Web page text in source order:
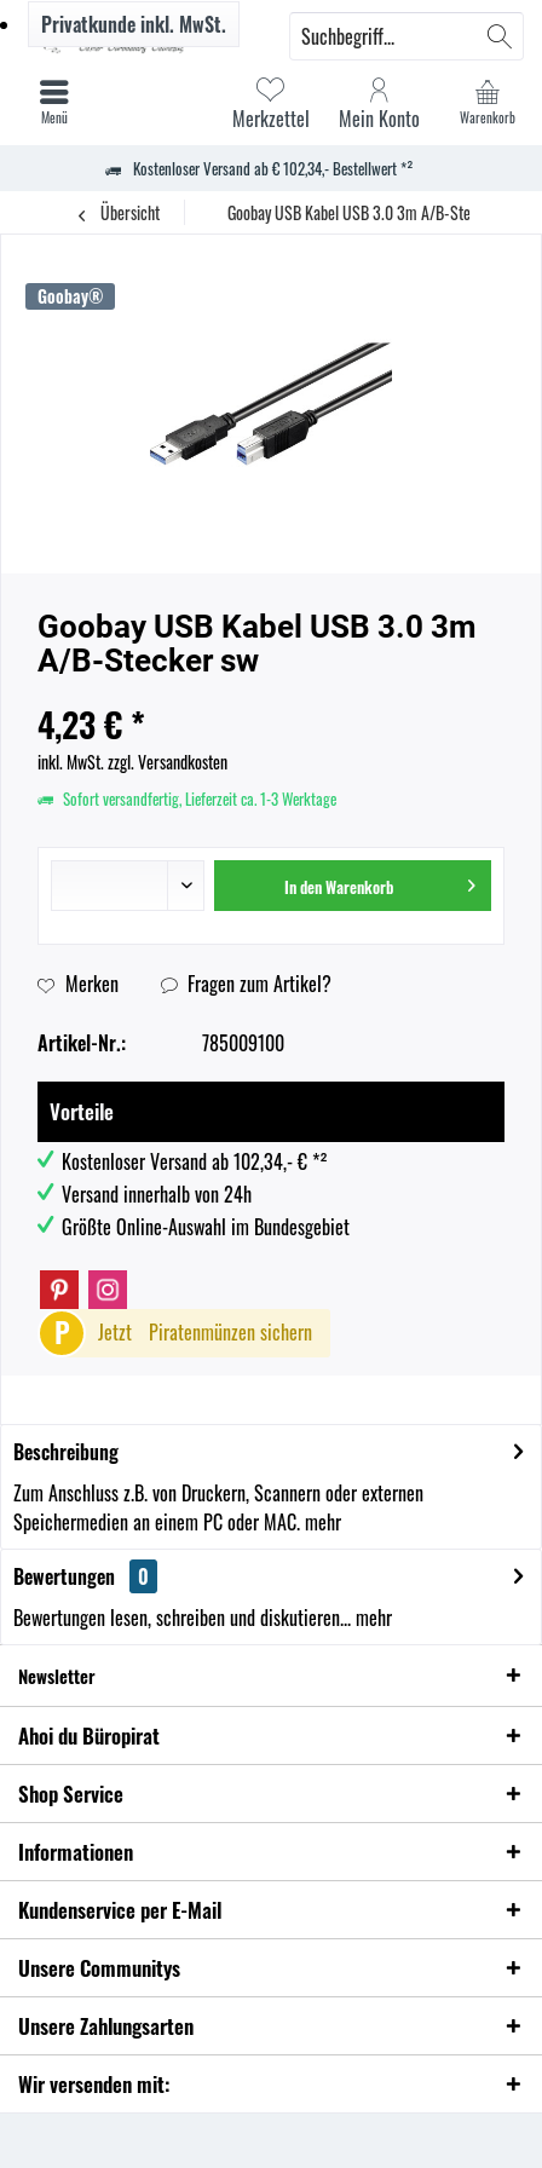
Kostenloser Versand ab € 102,34,- Bestellwert *²
Warenkorb
Merkzettel Mein Konto
Privatkundeinkl. MwSt.
Menü
Übersicht Goobay USB Kabel USB 3.0 3m A/B-Stecker sw
Goobay®
Goobay USB Kabel USB 3.0 3m
A/B-Stecker sw
4,23 € *
inkl. MwSt.zzgl. Versandkosten
Sofort versandfertig, Lieferzeit ca. 1-3 Werktage
In denWarenkorb
Merken Fragen zum Artikel?
Artikel-Nr.: 785009100
Vorteile
Kostenloser Versand ab 102,34,- € *²
Versand innerhalb von 24h
Größte Online-Auswahl im Bundesgebiet
P Jetzt Piratenmünzen sichern
Beschreibung
Zum Anschluss z.B. von Druckern, Scannern oder externen
Speichermedien an einem PC oder MAC.mehr
Bewertungen
0
Bewertungen lesen, schreiben und diskutieren...mehr
Newsletter
Ahoi du Büropirat
Shop Service
Informationen
Kundenservice per E-Mail
Unsere Communitys
Unsere Zahlungsarten
Wir versenden mit: